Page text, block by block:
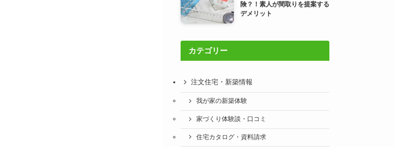
険？！素人が間取りを提案する
デメリット
カテゴリー
注文住宅・新築情報
我が家の新築体験
家づくり体験談・口コミ
住宅カタログ・資料請求